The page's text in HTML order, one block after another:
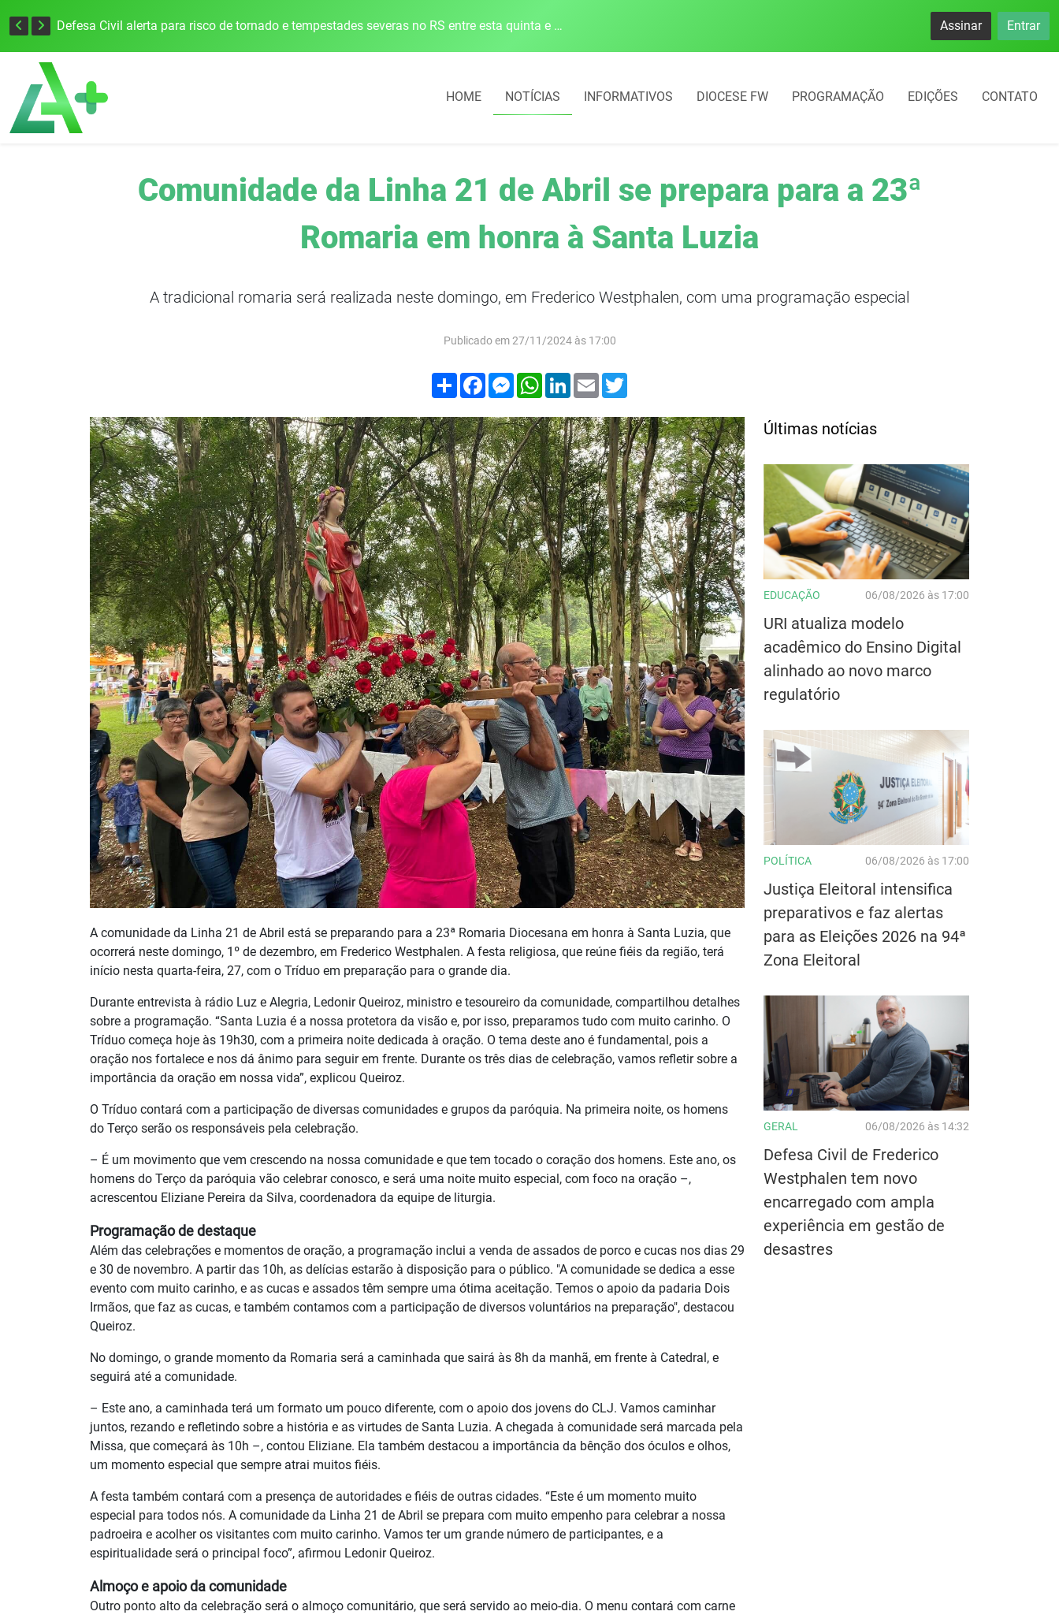
Defesa Civil alerta para risco de tornado e tempestades severas no RS entre esta quinta e sexta-feira Assinar Entrar
HOME NOTÍCIAS INFORMATIVOS DIOCESE FW PROGRAMAÇÃO EDIÇÕES CONTATO
Comunidade da Linha 21 de Abril se prepara para a 23ª
Romaria em honra à Santa Luzia
A tradicional romaria será realizada neste domingo, em Frederico Westphalen, com uma programação especial
Publicado em 27/11/2024 às 17:00
Compartilhar
FacebookMessenger
WhatsApp
LinkedIn
Email
A comunidade da Linha 21 de Abril está se preparando para a 23ª Romaria Diocesana em honra à Santa Luzia, que
ocorrerá neste domingo, 1º de dezembro, em Frederico Westphalen. A festa religiosa, que reúne fiéis da região, terá
início nesta quarta-feira, 27, com o Tríduo em preparação para o grande dia.
Durante entrevista à rádio Luz e Alegria, Ledonir Queiroz, ministro e tesoureiro da comunidade, compartilhou detalhes
sobre a programação. “Santa Luzia é a nossa protetora da visão e, por isso, preparamos tudo com muito carinho. O
Tríduo começa hoje às 19h30, com a primeira noite dedicada à oração. O tema deste ano é fundamental, pois a
oração nos fortalece e nos dá ânimo para seguir em frente. Durante os três dias de celebração, vamos refletir sobre a
importância da oração em nossa vida”, explicou Queiroz.
O Tríduo contará com a participação de diversas comunidades e grupos da paróquia. Na primeira noite, os homens
do Terço serão os responsáveis pela celebração.
– É um movimento que vem crescendo na nossa comunidade e que tem tocado o coração dos homens. Este ano, os
homens do Terço da paróquia vão celebrar conosco, e será uma noite muito especial, com foco na oração –,
acrescentou Eliziane Pereira da Silva, coordenadora da equipe de liturgia.
Programação de destaque
Além das celebrações e momentos de oração, a programação inclui a venda de assados de porco e cucas nos dias 29
e 30 de novembro. A partir das 10h, as delícias estarão à disposição para o público. "A comunidade se dedica a esse
evento com muito carinho, e as cucas e assados têm sempre uma ótima aceitação. Temos o apoio da padaria Dois
Irmãos, que faz as cucas, e também contamos com a participação de diversos voluntários na preparação", destacou
Queiroz.
No domingo, o grande momento da Romaria será a caminhada que sairá às 8h da manhã, em frente à Catedral, e
seguirá até a comunidade.
– Este ano, a caminhada terá um formato um pouco diferente, com o apoio dos jovens do CLJ. Vamos caminhar
juntos, rezando e refletindo sobre a história e as virtudes de Santa Luzia. A chegada à comunidade será marcada pela
Missa, que começará às 10h –, contou Eliziane. Ela também destacou a importância da bênção dos óculos e olhos,
um momento especial que sempre atrai muitos fiéis.
A festa também contará com a presença de autoridades e fiéis de outras cidades. “Este é um momento muito
especial para todos nós. A comunidade da Linha 21 de Abril se prepara com muito empenho para celebrar a nossa
padroeira e acolher os visitantes com muito carinho. Vamos ter um grande número de participantes, e a
espiritualidade será o principal foco”, afirmou Ledonir Queiroz.
Almoço e apoio da comunidade
Outro ponto alto da celebração será o almoço comunitário, que será servido ao meio-dia. O menu contará com carne
Últimas notícias
EDUCAÇÃO 06/08/2026 às 17:00
URI atualiza modelo
acadêmico do Ensino Digital
alinhado ao novo marco
regulatório
POLÍTICA 06/08/2026 às 17:00
Justiça Eleitoral intensifica
preparativos e faz alertas
para as Eleições 2026 na 94ª
Zona Eleitoral
GERAL 06/08/2026 às 14:32
Defesa Civil de Frederico
Westphalen tem novo
encarregado com ampla
experiência em gestão de
desastres